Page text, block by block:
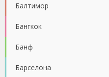
Балтимор
Бангкок
Банф
Барселона